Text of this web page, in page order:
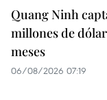
Quang Ninh
millones de
meses
06/08/2026 07:19